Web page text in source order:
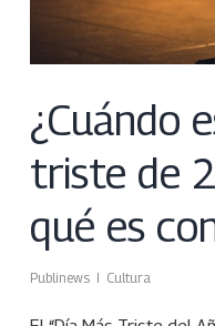
¿Cuándo
triste de
qué es
Publinews Cultura